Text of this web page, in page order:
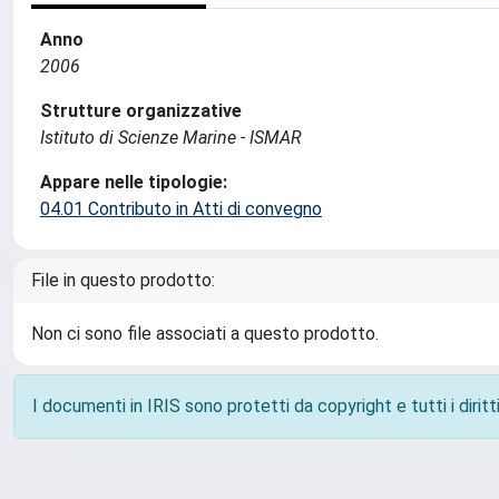
Anno
2006
Strutture organizzative
Istituto di Scienze Marine - ISMAR
Appare nelle tipologie:
04.01 Contributo in Atti di convegno
File in questo prodotto:
Non ci sono file associati a questo prodotto.
I documenti in IRIS sono protetti da copyright e tutti i